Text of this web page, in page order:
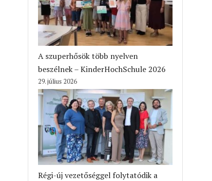
A szuperhősök több nyelven
beszélnek – KinderHochSchule 2026
29. július 2026
Régi-új vezetőséggel folytatódik a